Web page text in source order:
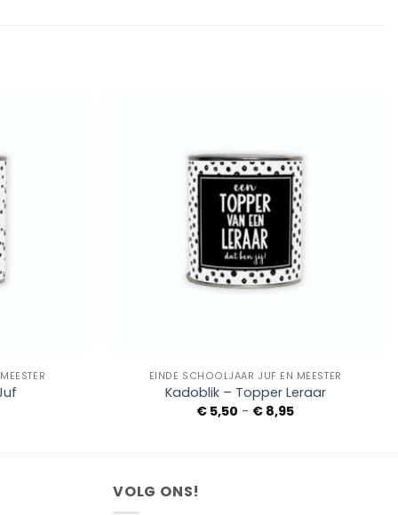
EINDE SCHOOLJAAR JUF EN MEESTER
Kadoblik – Topper Leraar
€ 5,50 - € 8,95Prijsklasse:
VOLG ONS!